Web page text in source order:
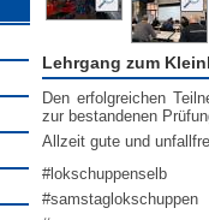
Lehrgang zum
Den erfolgreichen
zur bestandenen
Allzeit gute und
#lokschuppenselb
#samstaglokschuppen